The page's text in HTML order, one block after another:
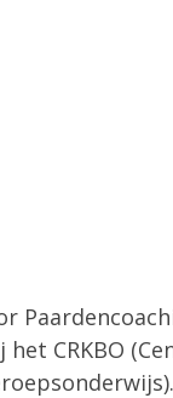
CRKBO